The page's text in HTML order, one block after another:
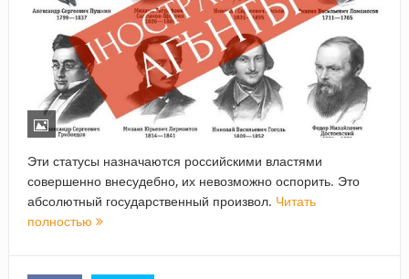
Эти статусы назначаются российскими властями
совершенно внесудебно, их невозможно оспорить. Это
абсолютный государственный произвол. Читать
полностью